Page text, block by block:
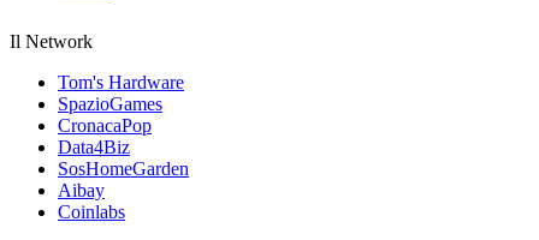
Il Network
Tom's Hardware
SpazioGames
CronacaPop
Data4Biz
SosHomeGarden
Aibay
Coinlabs